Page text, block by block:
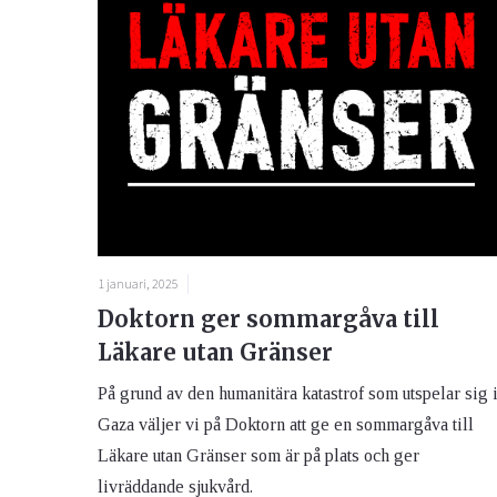
1 januari, 2025
Doktorn ger sommargåva till
Läkare utan Gränser
På grund av den humanitära katastrof som utspelar sig i
Gaza väljer vi på Doktorn att ge en sommargåva till
Läkare utan Gränser som är på plats och ger
livräddande sjukvård.